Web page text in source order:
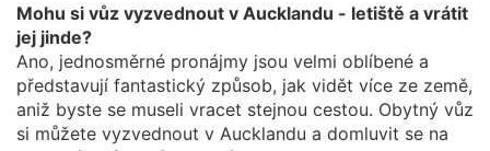
Mohu si vůz vyzvednout v Aucklandu - letiště a vrátit
jej jinde?
Ano, jednosměrné pronájmy jsou velmi oblíbené a
představují fantastický způsob, jak vidět více ze země,
aniž byste se museli vracet stejnou cestou. Obytný vůz
si můžete vyzvednout v Aucklandu a domluvit se na